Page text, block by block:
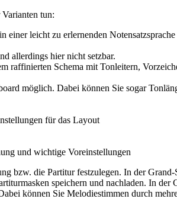
tun:
leicht zu erlernenden
allerdings hier nicht setzbar.
raffinierten Schema mit Tonleitern,
möglich. Dabei können Sie sogar
für das Layout
und wichtige Voreinstellungen
bzw. die Partitur festzulegen. In der
speichern und nachladen. In
können Sie Melodiestimmen durch